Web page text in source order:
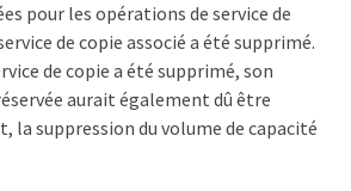
pour les opérations de service de
de copie associé a été supprimé.
de copie a été supprimé, son
aurait également dû être
la suppression du volume de capacité